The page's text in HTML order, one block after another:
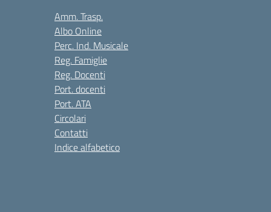
Amm. Trasp.
Albo Online
Perc. Ind. Musicale
Reg. Famiglie
Reg. Docenti
Port. docenti
Port. ATA
Circolari
Contatti
Indice alfabetico